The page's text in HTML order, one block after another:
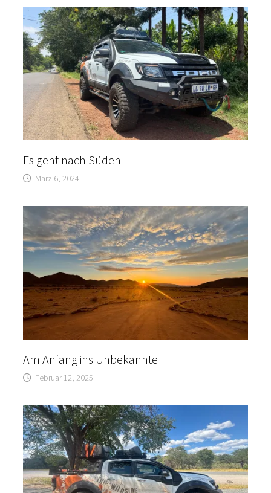
Es geht nach Süden
März 6, 2024
Am Anfang ins Unbekannte
Februar 12, 2025